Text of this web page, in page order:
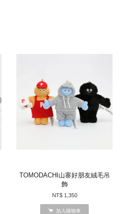
TOMODACHI山寨好朋友絨毛吊
飾
NT$ 1,350
加入購物車